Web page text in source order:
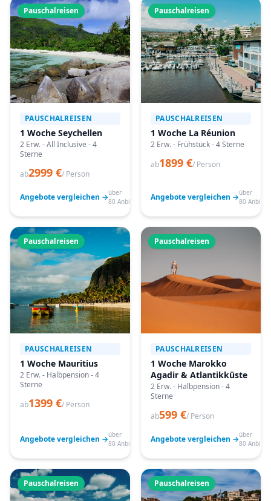
Pauschalreisen
PAUSCHALREISEN
1 Woche Seychellen
2 Erw. - All Inclusive - 4
Sterne
ab2999 €/ Person
Angebote vergleichen →über
80 Anbieter
Pauschalreisen
PAUSCHALREISEN
1 Woche La Réunion
2 Erw. - Frühstück - 4 Sterne
ab1899 €/ Person
Angebote vergleichen →über
80
Pauschalreisen
PAUSCHALREISEN
1 Woche Mauritius
2 Erw. - Halbpension - 4
Sterne
ab1399 €/ Person
Angebote vergleichen →über
80 Anbieter
Pauschalreisen
PAUSCHALREISEN
1 Woche Marokko
Agadir & Atlantikküste
2 Erw. - Halbpension - 4
Sterne
ab599 €/ Person
Angebote vergleichen →über
80
Pauschalreisen Pauschalreisen